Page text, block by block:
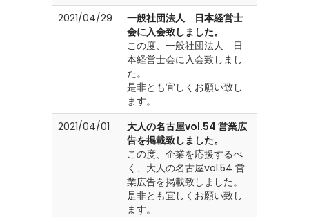
2021/04/29
一般社団法人 日本経営士
会に入会致しました。
この度、一般社団法人 日
本経営士会に入会致しまし
た。
是非とも宜しくお願い致し
ます。
2021/04/01
大人の名古屋vol.54 営業広
告を掲載致しました。
この度、企業を応援するべ
く、大人の名古屋vol.54 営
業広告を掲載致しました。
是非とも宜しくお願い致し
ます。